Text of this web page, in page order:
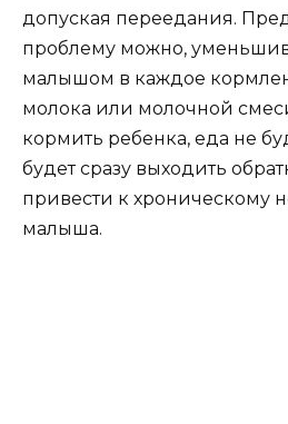
допуская переедания.
проблему можно,
малышом в каждое
молока или молочной
кормить ребенка, еда не
будет сразу выходить
привести к хроническому
малыша.